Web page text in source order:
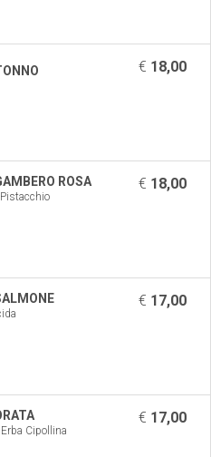
€ 18,00
ROSA € 18,00
€ 17,00
Cipollina
€ 17,00